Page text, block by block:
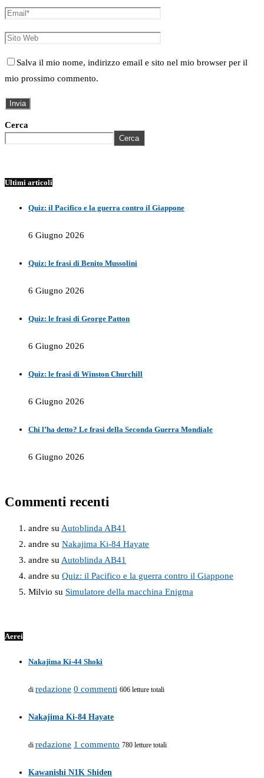
Salva il mio nome, indirizzo email e sito nel mio browser per il
mio prossimo commento.
Cerca
Cerca
Ultimi articoli
Quiz: il Pacifico e la guerra contro il Giappone
6 Giugno 2026
Quiz: le frasi di Benito Mussolini
6 Giugno 2026
Quiz: le frasi di George Patton
6 Giugno 2026
Quiz: le frasi di Winston Churchill
6 Giugno 2026
Chi l’ha detto? Le frasi della Seconda Guerra Mondiale
6 Giugno 2026
Commenti recenti
andre su Autoblinda AB41
andre su Nakajima Ki-84 Hayate
andre su Autoblinda AB41
andre su Quiz: il Pacifico e la guerra contro il Giappone
Milvio su Simulatore della macchina Enigma
Aerei
Nakajima Ki-44 Shoki
di redazione 0 commenti 606 letture totali
Nakajima Ki-84 Hayate
di redazione 1 commento 780 letture totali
Kawanishi N1K Shiden